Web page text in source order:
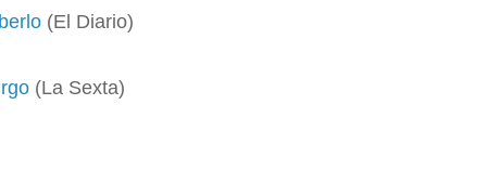
(El Diario)
(La Sexta)